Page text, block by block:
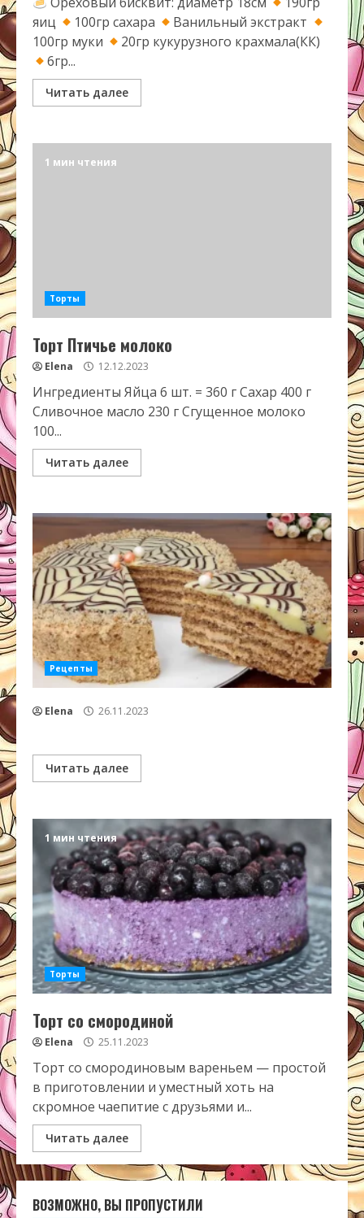
яиц
100гр сахара
Ванильный экстракт
100гр муки
20гр кукурузного крахмала(КК)
6гр...
Читать далее
1 мин чтения
Торты
Торт Птичье молоко
Elena 12.12.2023
Ингредиенты Яйца 6 шт. = 360 г Сахар 400 г
Сливочное масло 230 г Сгущенное молоко
100...
Читать далее
Рецепты
Elena 26.11.2023
Читать далее
1 мин чтения
Торты
Торт со смородиной
Elena 25.11.2023
Торт со смородиновым вареньем — простой
в приготовлении и уместный хоть на
скромное чаепитие с друзьями и...
Читать далее
ВОЗМОЖНО, ВЫ ПРОПУСТИЛИ